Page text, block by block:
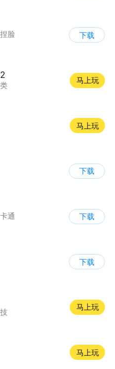
捏脸
下载
马上玩
马上玩
下载
卡通
下载
下载
马上玩
马上玩